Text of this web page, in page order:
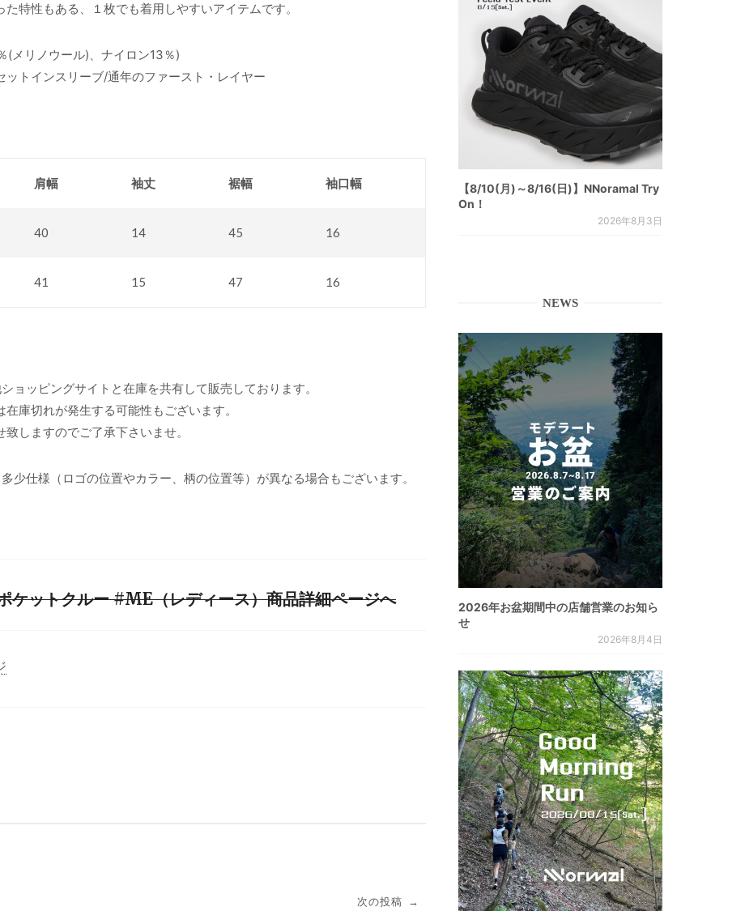
特性もある、１枚でも着用しやすいアイテムです。
リノウール)、ナイロン13％)
トインスリーブ/通年のファースト・レイヤー
肩幅 袖丈 裾幅 袖口幅
40 14 45 16
41 15 47 16
ョッピングサイトと在庫を共有して販売しております。
庫切れが発生する可能性もございます。
しますのでご了承下さいませ。
少仕様（ロゴの位置やカラー、柄の位置等）が異なる場合もございます。
ケットクルー #ME（レディース）商品詳細ページへ
次の投稿 →
【8/10(月)～8/16(日)】NNoramal Try
On！
2026年8月3日
NEWS
2026年お盆期間中の店舗営業のお知ら
せ
2026年8月4日